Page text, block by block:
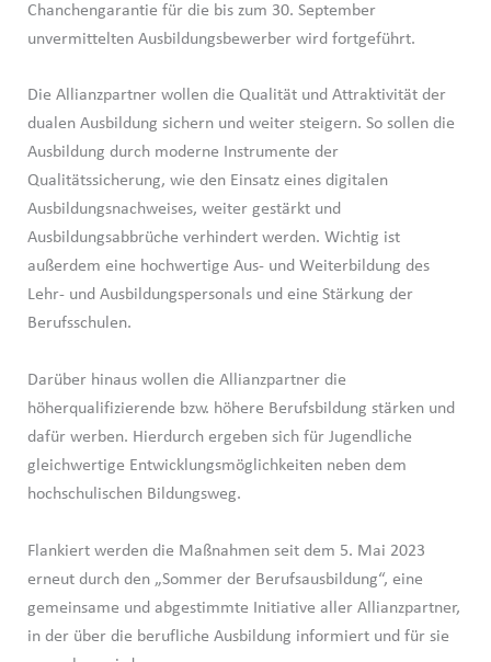
Chanchengarantie für die bis zum 30. September
unvermittelten Ausbildungsbewerber wird fortgeführt.
Die Allianzpartner wollen die Qualität und Attraktivität der
dualen Ausbildung sichern und weiter steigern. So sollen die
Ausbildung durch moderne Instrumente der
Qualitätssicherung, wie den Einsatz eines digitalen
Ausbildungsnachweises, weiter gestärkt und
Ausbildungsabbrüche verhindert werden. Wichtig ist
außerdem eine hochwertige Aus- und Weiterbildung des
Lehr- und Ausbildungspersonals und eine Stärkung der
Berufsschulen.
Darüber hinaus wollen die Allianzpartner die
höherqualifizierende bzw. höhere Berufsbildung stärken und
dafür werben. Hierdurch ergeben sich für Jugendliche
gleichwertige Entwicklungsmöglichkeiten neben dem
hochschulischen Bildungsweg.
Flankiert werden die Maßnahmen seit dem 5. Mai 2023
erneut durch den „Sommer der Berufsausbildung“, eine
gemeinsame und abgestimmte Initiative aller Allianzpartner,
in der über die berufliche Ausbildung informiert und für sie